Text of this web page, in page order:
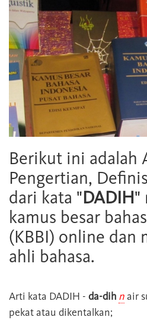
Berikut ini adalah
Pengertian,
dari kata "DADIH"
kamus besar
(KBBI) online dan
ahli bahasa.
Arti kata DADIH - da-dih nair
pekat atau dikentalkan;